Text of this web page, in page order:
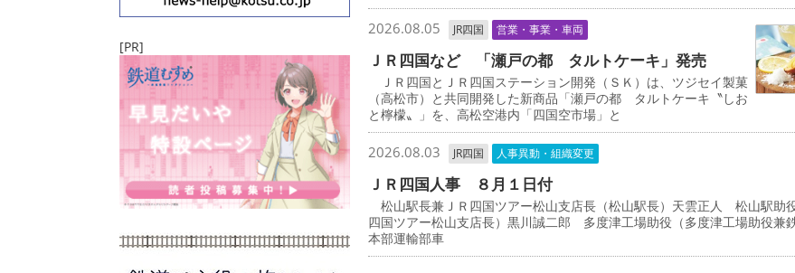
[PR]
2026.08.05 JR四国 営業・事業・車両
ＪＲ四国など 「瀬戸の都 タルトケーキ」発売
ＪＲ四国とＪＲ四国ステーション開発（ＳＫ）は、ツジセイ製菓
（高松市）と共同開発した新商品「瀬戸の都 タルトケーキ〝しお
と檸檬〟」を、高松空港内「四国空市場」と
2026.08.03 JR四国 人事異動・組織変更
ＪＲ四国人事 ８月１日付
松山駅長兼ＪＲ四国ツアー松山支店長（松山駅長）天雲正人 松山駅助
四国ツアー松山支店長）黒川誠二郎 多度津工場助役（多度津工場助役兼
本部運輸部車